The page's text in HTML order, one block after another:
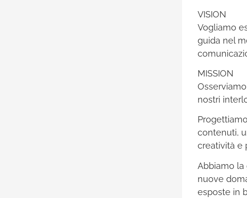
VISION
Vogliamo
guida nel
MISSION
nostri
contenuti,
creatività e
Abbiamo la
nuove
esposte in